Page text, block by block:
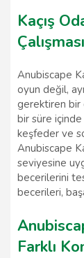
Kaçış
Anubiscape
oyun değil,
gerektiren bir
bir süre içinde
keşfeder ve
Anubiscape
seviyesine
becerilerini
becerileri,
Farklı